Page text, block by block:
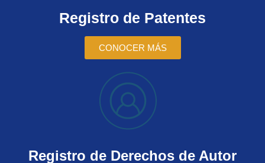
Registro de Patentes
CONOCER MÁS
Registro de Derechos de Autor